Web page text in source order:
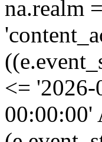
na.realm
<= '2026-
00:00:00'